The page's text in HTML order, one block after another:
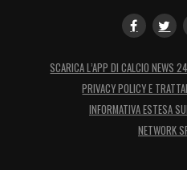
SCARICA L’APP DI CALCIO NEWS 24
PRIVACY POLICY E
INFORMATIVA ESTESA
NETWORK